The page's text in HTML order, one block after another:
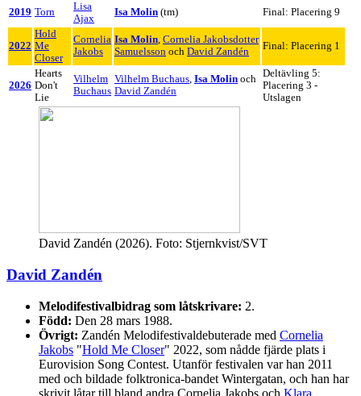
2019 Torn
Lisa
Ajax
Isa Molin (tm) Final: Placering 9
2022
Hold
Me
Closer
Cornelia
Jakobs
Isa Molin, Cornelia Jakobsdotter
Samuelsson och David Zandén Final: Placering 1
2026
Hearts
Don't
Lie
Vilhelm
Buchaus
Vilhelm Buchaus, Isa Molin och
David Zandén
Deltävling 5:
Placering 3 -
Utslagen
David Zandén (2026). Foto: Stjernkvist/SVT
David Zandén
Melodifestivalbidrag som låtskrivare: 2.
Född: Den 28 mars 1988.
Övrigt: Zandén Melodifestivaldebuterade med Cornelia
Jakobs "Hold Me Closer" 2022, som nådde fjärde plats i
Eurovision Song Contest. Utanför festivalen var han 2011
med och bildade folktronica-bandet Wintergatan, och han har
skrivit låtar till bland andra Cornelia Jakobs och Klara